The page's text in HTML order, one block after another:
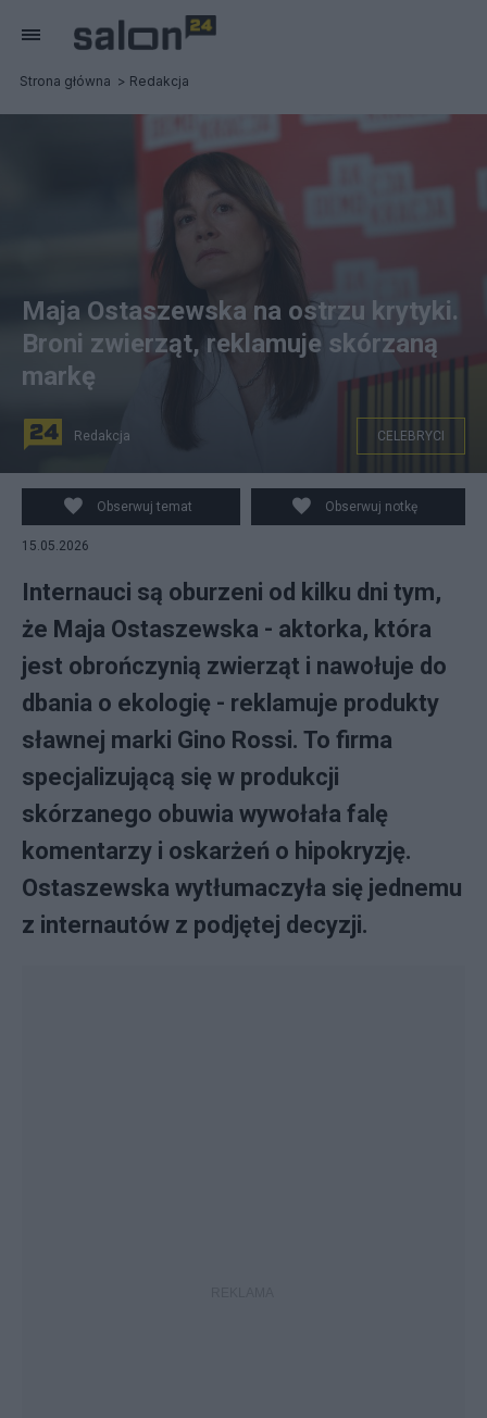
Strona główna Redakcja
Maja Ostaszewska na ostrzu krytyki.
Broni zwierząt, reklamuje skórzaną
markę
Redakcja CELEBRYCI
Obserwuj temat Obserwuj notkę
15.05.2026
Internauci są oburzeni od kilku dni tym,
że Maja Ostaszewska - aktorka, która
jest obrończynią zwierząt i nawołuje do
dbania o ekologię - reklamuje produkty
sławnej marki Gino Rossi. To firma
specjalizującą się w produkcji
skórzanego obuwia wywołała falę
komentarzy i oskarżeń o hipokryzję.
Ostaszewska wytłumaczyła się jednemu
z internautów z podjętej decyzji.